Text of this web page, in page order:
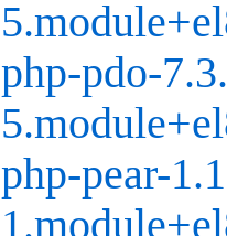
php-pdo-
php-pear-